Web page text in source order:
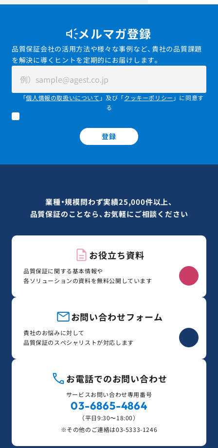
メルマガ登録
品質保証会社の活用方法や様々な事例など、貴社の品質課題
を解決に導くヒントを定期的にお届けします。
「個人情報の取扱いについて 」及び「クッキーポリシー 」に同意す
る
登録
業種・規模問わず実績25,000件以上、
品質保証のことなら、お気軽にご相談ください
お役立ち資料
品質保証に関する基本情報や
各ソリューションの資料を無料公開しています
お問い合わせフォーム
貴社のお悩みに対して
品質保証のスペシャリストが対応します
お電話でのお問い合わせ
サービスお問い合わせ専用番号
03-6865-4864
（平日9:30〜18:00）
※その他のご連絡は03-5333-1246